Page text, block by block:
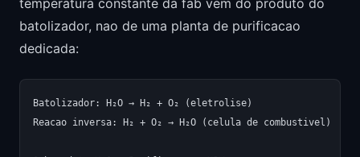
batolizador, nao de uma planta de purificacao
dedicada:
Batolizador: H₂O → H₂ + O₂ (eletrolise)
Reacao inversa: H₂ + O₂ → H₂O (celula de combustivel)